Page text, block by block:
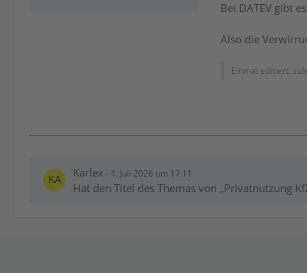
Bei DATEV gibt
Also die
Einmal editiert,
Karlex 1. Juli 2026 um 17:11
Hat den Titel des Themas von „Privatnutzung